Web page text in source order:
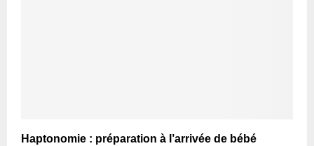
Haptonomie : préparation à l’arrivée de bébé